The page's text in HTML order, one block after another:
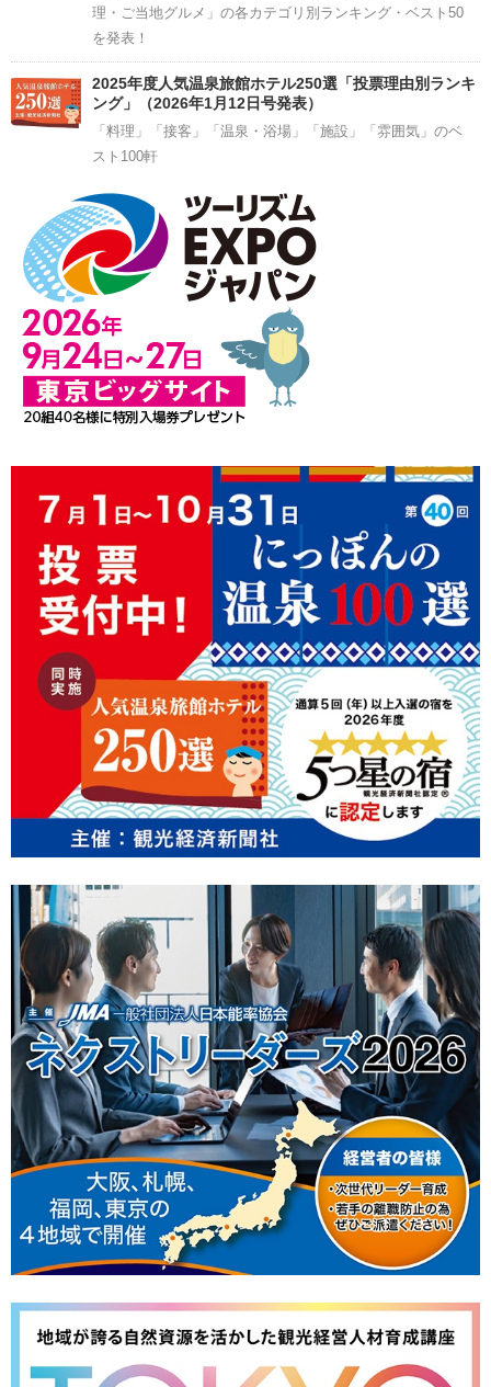
理・ご当地グルメ」の各カテゴリ別ランキング・ベスト50
を発表！
2025年度人気温泉旅館ホテル250選「投票理由別ランキ
ング」（2026年1月12日号発表）
「料理」「接客」「温泉・浴場」「施設」「雰囲気」のベ
スト100軒